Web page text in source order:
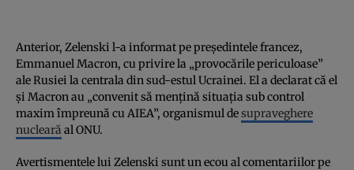
Anterior, Zelenski l-a informat pe președintele francez,
Emmanuel Macron, cu privire la „provocările periculoase”
ale Rusiei la centrala din sud-estul Ucrainei. El a declarat că el
și Macron au „convenit să mențină situația sub control
maxim împreună cu AIEA”, organismul desupraveghere
nucleară al ONU.
Avertismentele lui Zelenski sunt un ecou al comentariilor pe